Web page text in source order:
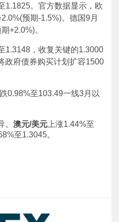
1.1825。官方数据显示，欧
预期-1.5%)。德国9月
+2.0%)。
1.3148，收复关键的1.3000
政府债券购买计划扩容1500
0.98%至103.49一线3月以
澳元/美元 上涨1.44%至
至1.3045。